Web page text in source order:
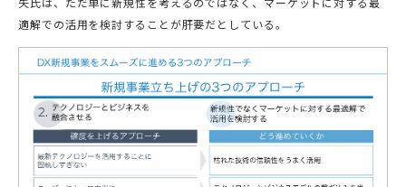
矢氏は、ただ単に新規性を考えるのではなく、マーケットに対する最
適解での活用を検討することが肝要だとしている。